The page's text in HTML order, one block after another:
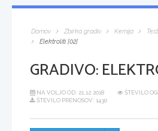
Domov Zbirka gradiv Kemija
Elektroliti [02]
GRADIVO:
NA VOLJO OD: 21.12.2018
ŠTEVILO
ŠTEVILO PRENOSOV: 1430